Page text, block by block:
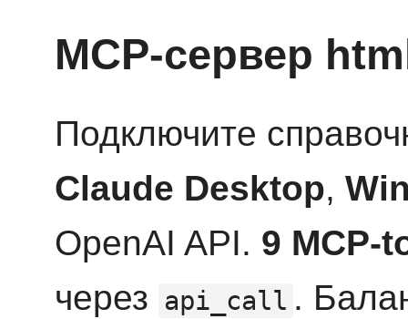
MCP-сервер
Подключите
Claude Desktop,
OpenAI API. 9 MCP-
через api_call .